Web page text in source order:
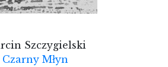
Szczygielski
Czarny Młyn